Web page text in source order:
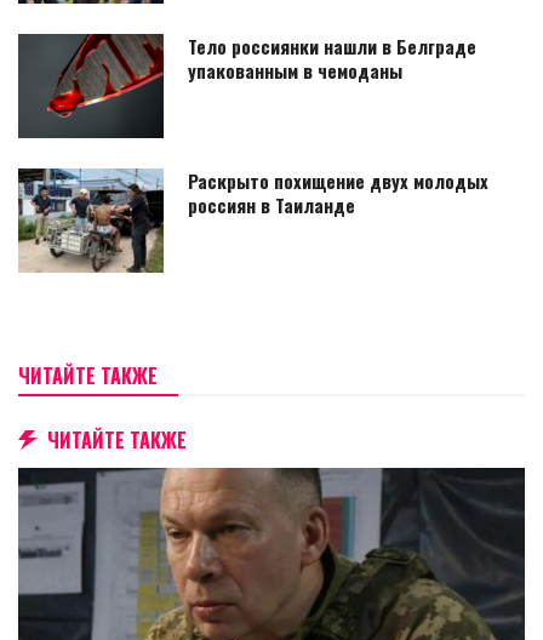
Тело россиянки нашли в Белграде
упакованным в чемоданы
Раскрыто похищение двух молодых
россиян в Таиланде
ЧИТАЙТЕ ТАКЖЕ
ЧИТАЙТЕ ТАКЖЕ